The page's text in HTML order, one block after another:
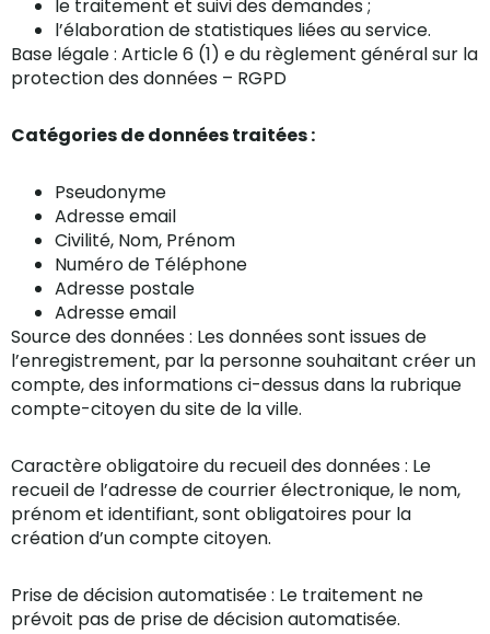
le traitement et suivi des demandes ;
l’élaboration de statistiques liées au service.
Base légale : Article 6 (1) e du règlement général sur la
protection des données – RGPD
Catégories de données traitées :
Pseudonyme
Adresse email
Civilité, Nom, Prénom
Numéro de Téléphone
Adresse postale
Adresse email
Source des données : Les données sont issues de
l’enregistrement, par la personne souhaitant créer un
compte, des informations ci-dessus dans la rubrique
compte-citoyen du site de la ville.
Caractère obligatoire du recueil des données : Le
recueil de l’adresse de courrier électronique, le nom,
prénom et identifiant, sont obligatoires pour la
création d’un compte citoyen.
Prise de décision automatisée : Le traitement ne
prévoit pas de prise de décision automatisée.